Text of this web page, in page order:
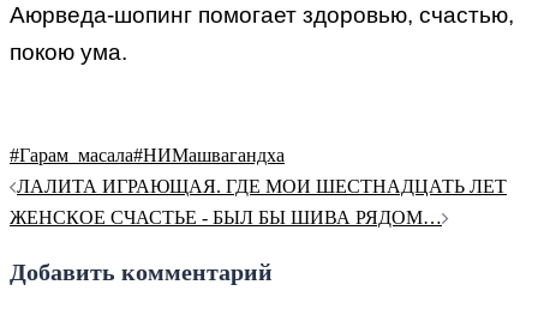
Аюрведа-шопинг помогает здоровью, счастью,
покою ума.
#Гарам_масала#НИМашвагандха
Навигация
по
ЛАЛИТА ИГРАЮЩАЯ. ГДЕ МОИ ШЕСТНАДЦАТЬ ЛЕТ
ЖЕНСКОЕ СЧАСТЬЕ - БЫЛ БЫ ШИВА РЯДОМ…
Добавить комментарий